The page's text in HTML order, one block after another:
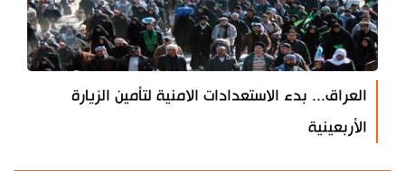
العراق... بدء الاستعدادات الامنية لتأمين الزيارة
الأربعينية